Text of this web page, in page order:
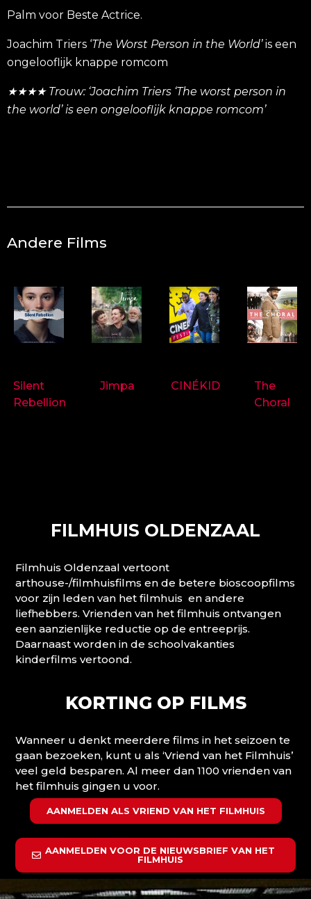
Palm voor Beste Actrice.
Joachim Triers ‘The Worst Person in the World’is een
ongelooflijk knappe romcom
★★★★ Trouw: ‘Joachim Triers ‘The worst person in
the world’ is een ongelooflijk knappe romcom’
Andere Films
Silent
Rebellion
Jimpa CINÉKID
The
Choral
FILMHUIS OLDENZAAL
Filmhuis Oldenzaal vertoont
arthouse-/filmhuisfilms en de betere bioscoopfilms
voor zijn leden van het filmhuis en andere
liefhebbers. Vrienden van het filmhuis ontvangen
een aanzienlijke reductie op de entreeprijs.
Daarnaast worden in de schoolvakanties
kinderfilms vertoond.
KORTING OP FILMS
Wanneer u denkt meerdere films in het seizoen te
gaan bezoeken, kunt u als ‘Vriend van het Filmhuis’
veel geld besparen. Al meer dan 1100 vrienden van
het filmhuis gingen u voor.
AANMELDEN ALS VRIEND VAN HET FILMHUIS
AANMELDEN VOOR DE NIEUWSBRIEF VAN HET
FILMHUIS